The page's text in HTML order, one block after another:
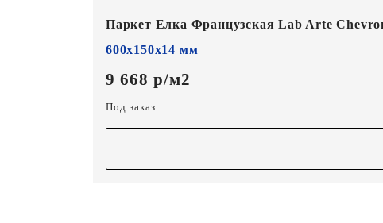
Паркет Елка Французская Lab Arte
600х150х14 мм
9 668 р/м2
Под заказ